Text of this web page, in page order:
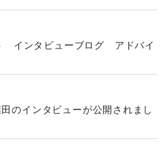
インタビューブログ アドバイ
のインタビューが公開されまし